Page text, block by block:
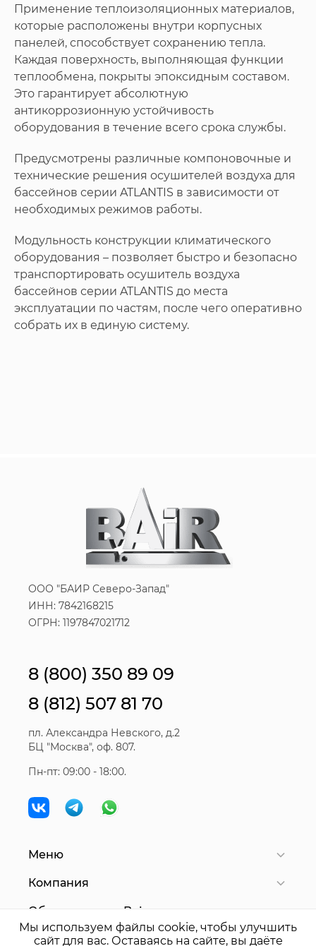
Применение теплоизоляционных материалов,
которые расположены внутри корпусных
панелей, способствует сохранению тепла.
Каждая поверхность, выполняющая функции
теплообмена, покрыты эпоксидным составом.
Это гарантирует абсолютную
антикоррозионную устойчивость
оборудования в течение всего срока службы.
Предусмотрены различные компоновочные и
технические решения осушителей воздуха для
бассейнов серии ATLANTIS в зависимости от
необходимых режимов работы.
Модульность конструкции климатического
оборудования – позволяет быстро и безопасно
транспортировать осушитель воздуха
бассейнов серии ATLANTIS до места
эксплуатации по частям, после чего оперативно
собрать их в единую систему.
ООО "БАИР Северо-Запад"
ИНН: 7842168215
ОГРН: 1197847021712
8 (800) 350 89 09
8 (812) 507 81 70
пл. Александра Невского, д.2
БЦ "Москва", оф. 807.
Пн-пт: 09:00 - 18:00.
Меню
Компания
Оборудование Bair
Мы используем файлы cookie, чтобы улучшить
сайт для вас. Оставаясь на сайте, вы даёте